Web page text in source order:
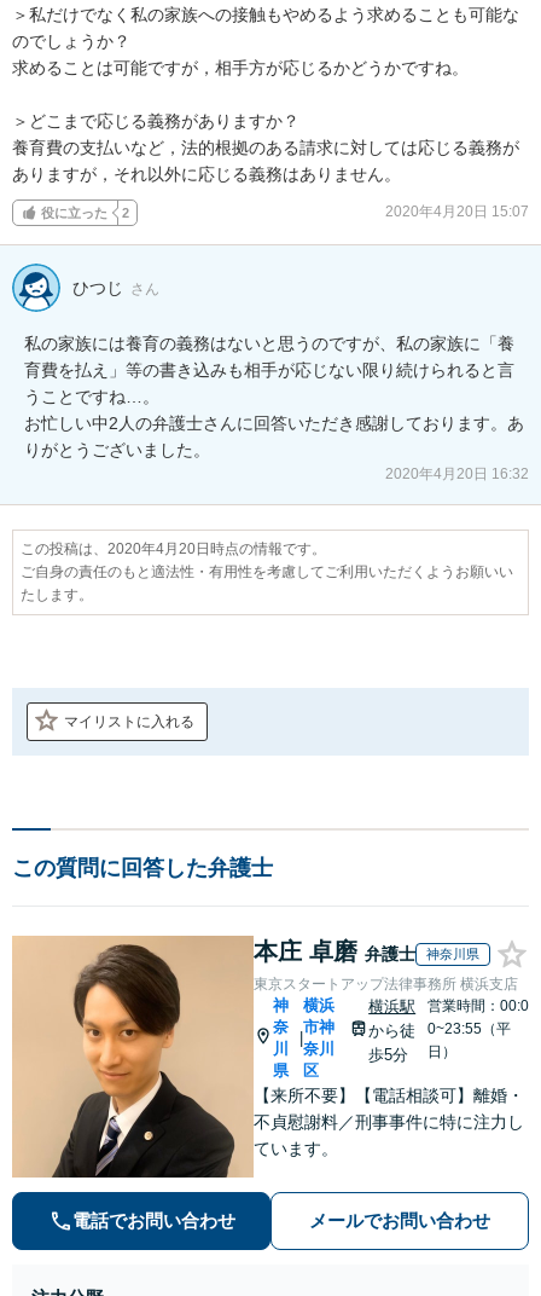
＞私だけでなく私の家族への接触もやめるよう求めることも可能な
のでしょうか？
求めることは可能ですが，相手方が応じるかどうかですね。
＞どこまで応じる義務がありますか？
養育費の支払いなど，法的根拠のある請求に対しては応じる義務が
ありますが，それ以外に応じる義務はありません。
役に立った 2 2020年4月20日 15:07
ひつじ さん
私の家族には養育の義務はないと思うのですが、私の家族に「養
育費を払え」等の書き込みも相手が応じない限り続けられると言
うことですね…。
お忙しい中2人の弁護士さんに回答いただき感謝しております。あ
りがとうございました。
2020年4月20日 16:32
この投稿は、2020年4月20日時点の情報です。
ご自身の責任のもと適法性・有用性を考慮してご利用いただくようお願いい
たします。
マイリストに入れる
この質問に回答した弁護士
本庄 卓磨 弁護士 神奈川県
東京スタートアップ法律事務所 横浜支店
神
奈
川
県
横浜
市神
奈川
区
横浜駅
から徒
歩5分
営業時間：00:0
0~23:55（平
日）
【来所不要】【電話相談可】離婚・
不貞慰謝料／刑事事件に特に注力し
ています。
電話でお問い合わせ メールでお問い合わせ